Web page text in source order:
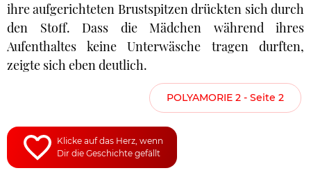
ihre aufgerichteten Brustspitzen drückten sich durch
den Stoff. Dass die Mädchen während ihres
Aufenthaltes keine Unterwäsche tragen durften,
zeigte sich eben deutlich.
POLYAMORIE 2 - Seite 2
Klicke auf das Herz, wenn
Dir die Geschichte gefällt